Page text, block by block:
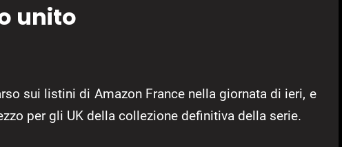
unito
sui listini di Amazon France nella giornata di ieri, e
per gli UK della collezione definitiva della serie.